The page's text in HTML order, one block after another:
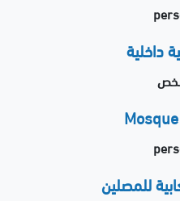
داخلية
للمصلين